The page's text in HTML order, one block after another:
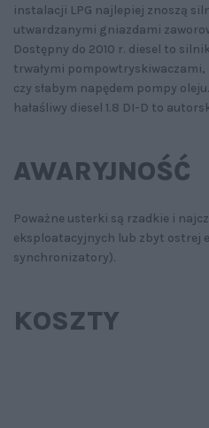
instalacji LPG najlepiej znoszą
utwardzanymi gniazdami
Dostępny do 2010 r. diesel to
trwałymi pompowtryskiwaczami,
czy słabym napędem pompy
hałaśliwy diesel 1.8 DI-D to
AWARYJNOŚĆ
Poważne usterki są rzadkie i
eksploatacyjnych lub zbyt ostrej
synchronizatory).
KOSZTY